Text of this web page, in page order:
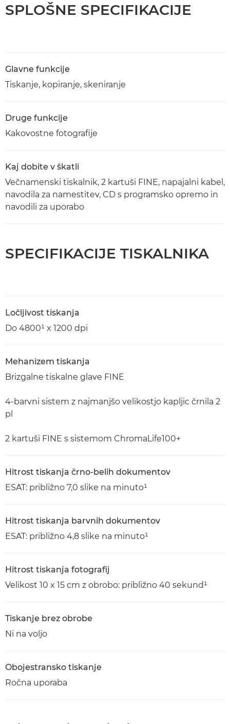
SPLOŠNE SPECIFIKACIJE
Glavne funkcije
Tiskanje, kopiranje, skeniranje
Druge funkcije
Kakovostne fotografije
Kaj dobite v škatli
Večnamenski tiskalnik, 2 kartuši FINE, napajalni kabel,
navodila za namestitev, CD s programsko opremo in
navodili za uporabo
SPECIFIKACIJE TISKALNIKA
Ločljivost tiskanja
Do 4800¹ x 1200 dpi
Mehanizem tiskanja
Brizgalne tiskalne glave FINE
4-barvni sistem z najmanjšo velikostjo kapljic črnila 2
pl
2 kartuši FINE s sistemom ChromaLife100+
Hitrost tiskanja črno-belih dokumentov
ESAT: približno 7,0 slike na minuto¹
Hitrost tiskanja barvnih dokumentov
ESAT: približno 4,8 slike na minuto¹
Hitrost tiskanja fotografij
Velikost 10 x 15 cm z obrobo: približno 40 sekund¹
Tiskanje brez obrobe
Ni na voljo
Obojestransko tiskanje
Ročna uporaba